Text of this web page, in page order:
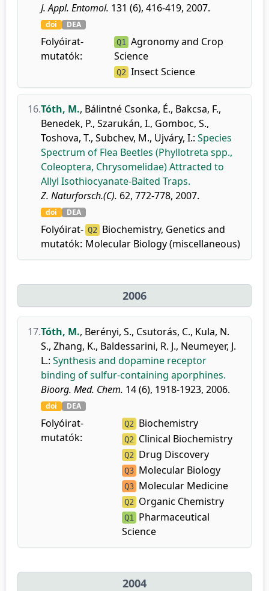
J. Appl. Entomol. 131 (6), 416-419, 2007.
doi DEA
Folyóirat-
mutatók:
Q1
Agronomy and Crop
Science
Q2 Insect Science
16.Tóth, M., Bálintné Csonka, É., Bakcsa, F.,
Benedek, P., Szarukán, I., Gomboc, S.,
Toshova, T., Subchev, M., Ujváry, I.: Species
Spectrum of Flea Beetles (Phyllotreta spp.,
Coleoptera, Chrysomelidae) Attracted to
Allyl Isothiocyanate-Baited Traps.
Z. Naturforsch.(C). 62, 772-778, 2007.
doi DEA
Folyóirat-
mutatók:
Q2 Biochemistry, Genetics and
Molecular Biology (miscellaneous)
2006
17.Tóth, M., Berényi, S., Csutorás, C., Kula, N.
S., Zhang, K., Baldessarini, R. J., Neumeyer, J.
L.: Synthesis and dopamine receptor
binding of sulfur-containing aporphines.
Bioorg. Med. Chem. 14 (6), 1918-1923, 2006.
doi DEA
Folyóirat-
mutatók:
Q2 Biochemistry
Q2 Clinical Biochemistry
Q2 Drug Discovery
Q3 Molecular Biology
Q3 Molecular Medicine
Q2 Organic Chemistry
Q1 Pharmaceutical
Science
2004